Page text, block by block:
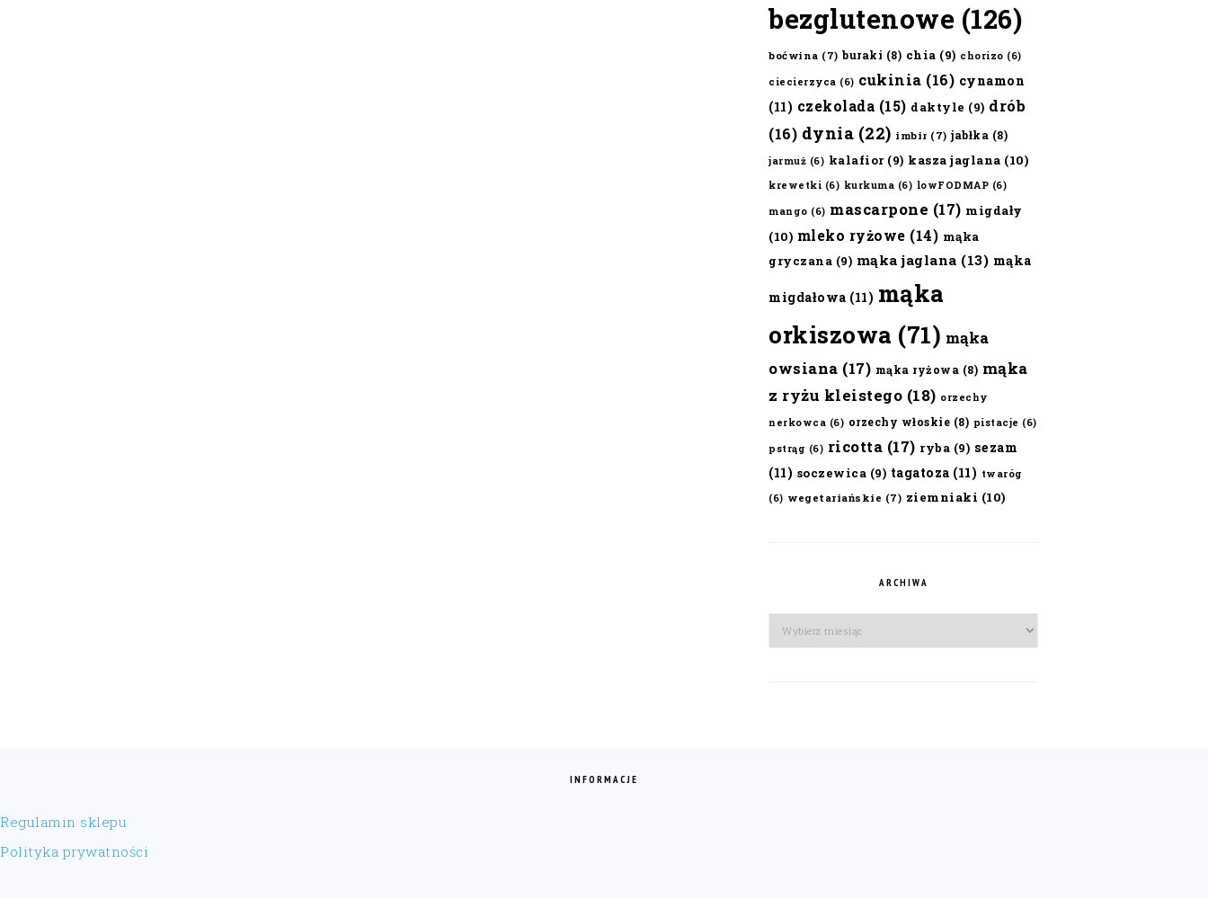
bezglutenowe (126)
boćwina (7) buraki (8) chia (9) chorizo (6)
ciecierzyca (6) cukinia (16) cynamon
(11) czekolada (15) daktyle (9) drób
(16) dynia (22) imbir (7) jabłka (8)
jarmuż (6) kalafior(9) kasza jaglana (10)
krewetki (6) kurkuma (6) lowFODMAP (6)
mango (6) mascarpone (17) migdały
(10) mleko ryżowe (14) mąka
gryczana (9) mąka jaglana (13) mąka
migdałowa (11) mąka
orkiszowa (71) mąka
owsiana (17) mąka ryżowa (8) mąka
z ryżu kleistego (18) orzechy
nerkowca (6) orzechy włoskie (8) pistacje (6)
pstrąg (6) ricotta (17) ryba (9) sezam
(11) soczewica (9) tagatoza (11) twaróg
(6) wegetariańskie (7) ziemniaki (10)
ARCHIWA
Archiwa
INFORMACJE
Regulamin sklepu
Polityka prywatności